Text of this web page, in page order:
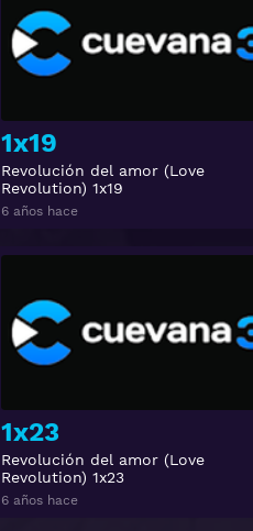
1x19
Revolución del amor (Love
Revolution) 1x19
6 años hace
1x23
Revolución del amor (Love
Revolution) 1x23
6 años hace